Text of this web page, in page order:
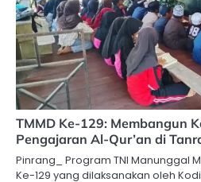
TMMD Ke-129: Membangun
Pengajaran Al-Qur’an di
Pinrang_ Program TNI Manunggal
Ke-129 yang dilaksanakan oleh